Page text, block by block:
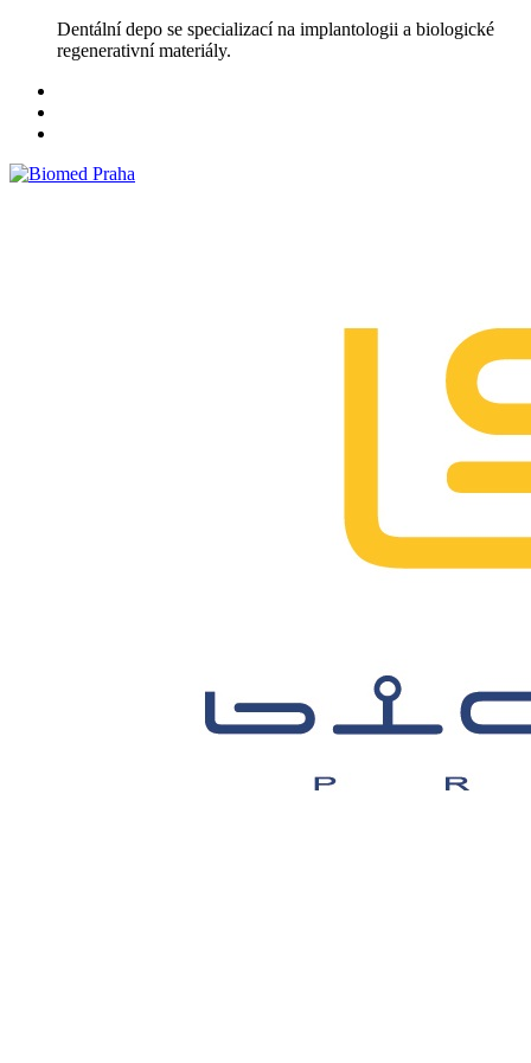
Dentální depo se specializací na implantologii a biologické
regenerativní materiály.